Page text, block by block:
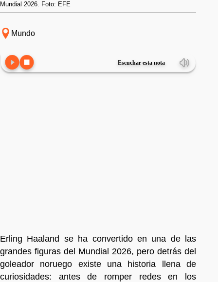
Mundial 2026. Foto: EFE
Mundo
Escuchar esta nota
Erling Haaland se ha convertido en una de las
grandes figuras del Mundial 2026, pero detrás del
goleador noruego existe una historia llena de
curiosidades: antes de romper redes en los